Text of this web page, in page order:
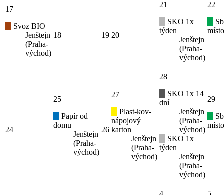
17
Svoz BIO
Jenštejn
(Praha-
východ)
18 19 20
21
SKO 1x
týden
Jenštejn
(Praha-
východ)
22
24
25
Papír od
domu
Jenštejn
(Praha-
východ)
26
27
Plast-kov-
nápojový
karton
Jenštejn
(Praha-
východ)
28
SKO 1x 14
dní
Jenštejn
(Praha-
východ)
SKO 1x
týden
Jenštejn
(Praha-
východ)
29